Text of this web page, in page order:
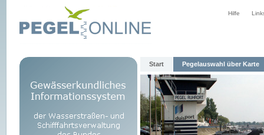
Hilfe
Start Pegelauswahl über Karte